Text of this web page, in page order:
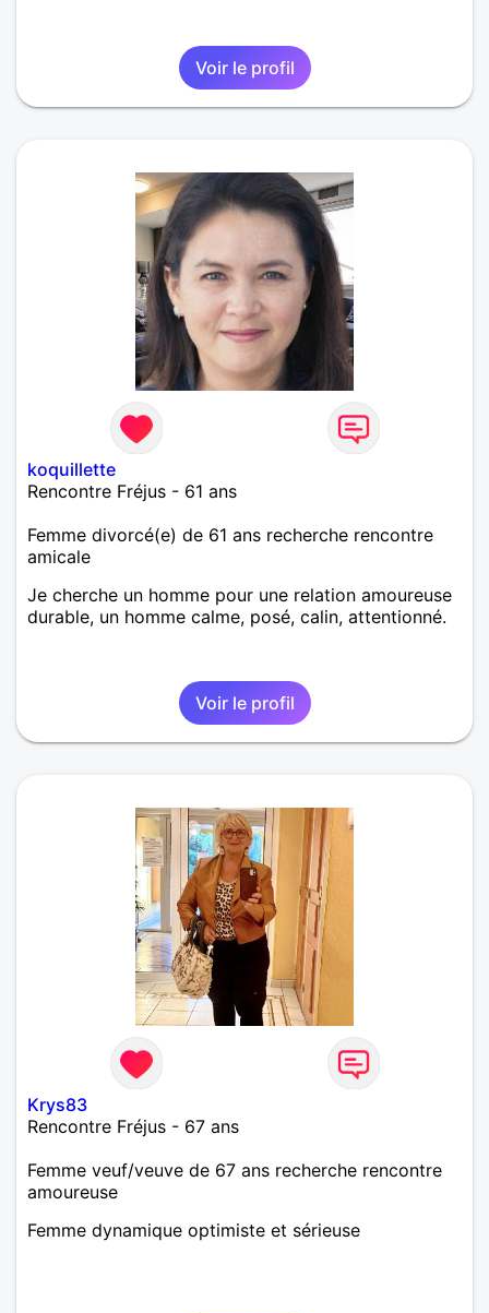
Voir le profil
koquillette
Rencontre Fréjus - 61 ans
Femme divorcé(e) de 61 ans recherche rencontre
amicale
Je cherche un homme pour une relation amoureuse
durable, un homme calme, posé, calin, attentionné.
Voir le profil
Krys83
Rencontre Fréjus - 67 ans
Femme veuf/veuve de 67 ans recherche rencontre
amoureuse
Femme dynamique optimiste et sérieuse